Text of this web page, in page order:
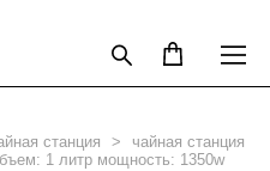
станция >
чайная станция
1 литр мощность: 1350w